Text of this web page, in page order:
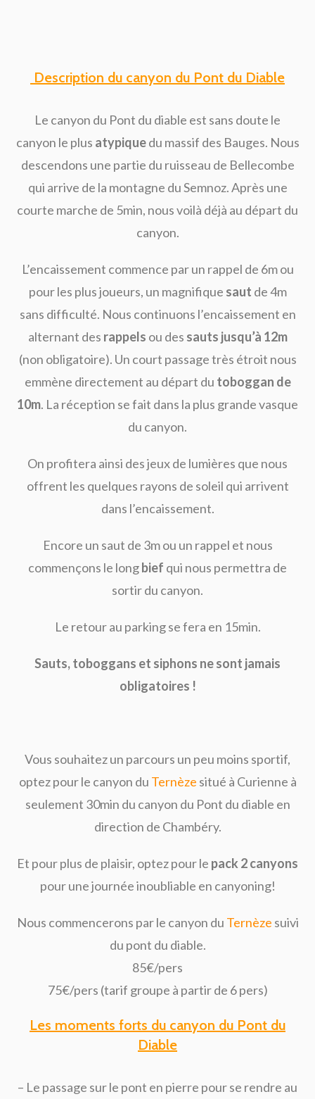
Description du canyon du Pont du Diable
Le canyon du Pont du diable est sans doute le
canyon le plus atypiquedu massif des Bauges. Nous
descendons une partie du ruisseau de Bellecombe
qui arrive de la montagne du Semnoz. Après une
courte marche de 5min, nous voilà déjà au départ du
canyon.
L’encaissement commence par un rappel de 6m ou
pour les plus joueurs, un magnifique saut de 4m
sans difficulté. Nous continuons l’encaissement en
alternant des rappels ou des sauts jusqu’à 12m
(non obligatoire). Un court passage très étroit nous
emmène directement au départ du toboggan de
10m. La réception se fait dans la plus grande vasque
du canyon.
On profitera ainsi des jeux de lumières que nous
offrent les quelques rayons de soleil qui arrivent
dans l’encaissement.
Encore un saut de 3m ou un rappel et nous
commençons le longbief qui nous permettra de
sortir du canyon.
Le retour au parking se fera en 15min.
Sauts, toboggans et siphons ne sont jamais
obligatoires !
Vous souhaitez un parcours un peu moins sportif,
optez pour le canyon du Ternèze situé à Curienne à
seulement 30min du canyon du Pont du diable en
direction de Chambéry.
Et pour plus de plaisir, optez pour le pack 2 canyons
pour une journée inoubliable en canyoning!
Nous commencerons par le canyon du Ternèze suivi
du pont du diable.
85€/pers
75€/pers (tarif groupe à partir de 6 pers)
Les moments forts du canyon du Pont du
Diable
– Le passage sur le pont en pierre pour se rendre au